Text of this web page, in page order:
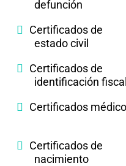
defunción
Certificados de
estado civil
Certificados de
identificación fiscal
Certificados
Certificados de
nacimiento